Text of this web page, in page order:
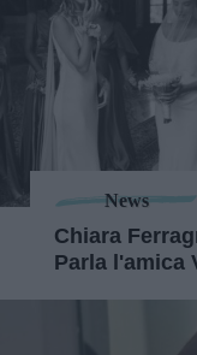
News
Chiara
Parla l'amica